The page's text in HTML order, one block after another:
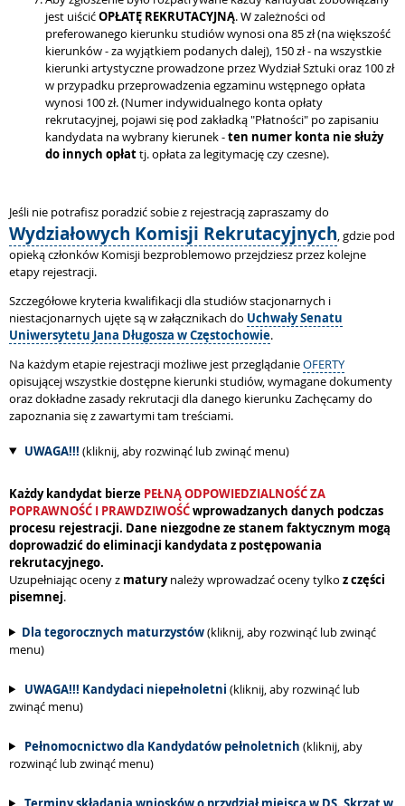
jest uiścićOPŁATĘ REKRUTACYJNĄ. W zależności od
preferowanego kierunku studiów wynosi ona 85 zł (na większość
kierunków - za wyjątkiem podanych dalej), 150 zł - na wszystkie
kierunki artystyczne prowadzone przez Wydział Sztuki oraz 100 zł
w przypadku przeprowadzenia egzaminu wstępnego opłata
wynosi 100 zł. (Numer indywidualnego konta opłaty
rekrutacyjnej, pojawi się pod zakładką "Płatności" po zapisaniu
kandydata na wybrany kierunek -ten numer konta nie służy
do innych opłattj. opłata za legitymację czy czesne).
Jeśli nie potrafisz poradzić sobie z rejestracją zapraszamy do
Wydziałowych Komisji Rekrutacyjnych , gdzie pod
opieką członków Komisji bezproblemowo przejdziesz przez kolejne
etapy rejestracji.
Szczegółowe kryteria kwalifikacji dla studiów stacjonarnych i
niestacjonarnych ujęte są w załącznikach do Uchwały Senatu
Uniwersytetu Jana Długosza w Częstochowie.
Na każdym etapie rejestracji możliwe jest przeglądanieOFERTY
opisującej wszystkie dostępne kierunki studiów, wymagane dokumenty
oraz dokładne zasady rekrutacji dla danego kierunku Zachęcamy do
zapoznania się z zawartymi tam treściami.
UWAGA!!! (kliknij, aby rozwinąć lub zwinąć menu)
Każdy kandydat bierze PEŁNĄ ODPOWIEDZIALNOŚĆ ZA
POPRAWNOŚĆ I PRAWDZIWOŚĆwprowadzanych danych podczas
procesu rejestracji. Dane niezgodne ze stanem faktycznym mogą
doprowadzić do eliminacji kandydata z postępowania
rekrutacyjnego.
Uzupełniając oceny z maturynależy wprowadzać oceny tylko z części
pisemnej.
Dla tegorocznych maturzystów(kliknij, aby rozwinąć lub zwinąć
menu)
UWAGA!!! Kandydaci niepełnoletni (kliknij, aby rozwinąć lub
zwinąć menu)
Pełnomocnictwo dla Kandydatów pełnoletnich (kliknij, aby
rozwinąć lub zwinąć menu)